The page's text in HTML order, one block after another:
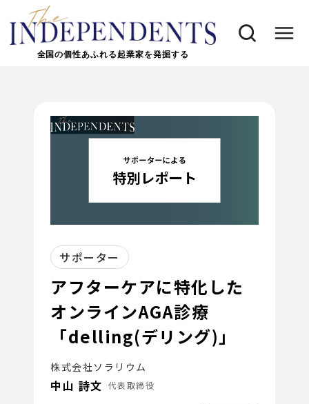
全国の個性あふれる起業家を発掘する
サポーター
アフターケアに特化した
オンラインAGA診療
「delling(デリング)」
株式会社ソラリウム
中山 詩文 代表取締役